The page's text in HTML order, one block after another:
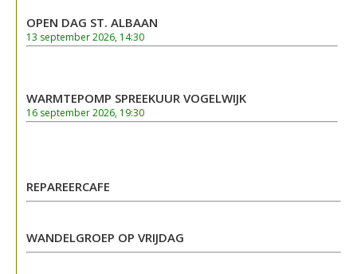
OPEN DAG ST. ALBAAN
13 september 2026, 14:30
WARMTEPOMP SPREEKUUR VOGELWIJK
16 september 2026, 19:30
REPAREERCAFE
WANDELGROEP OP VRIJDAG